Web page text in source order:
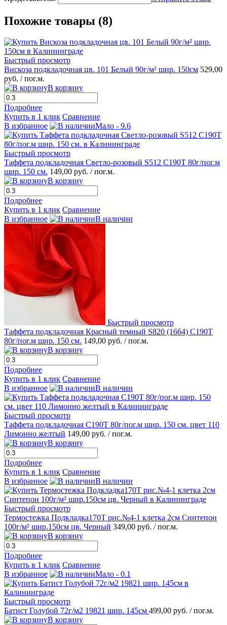
Похожие товары (8)
Быстрый просмотр
Вискоза подкладочная цв. 101 Белый 90г/м² шир. 150см 529,00
руб. / пог.м.
В корзину
Подробнее
Купить в 1 клик Сравнение
В избранное
Мало - 9.6
Быстрый просмотр
Таффета подкладочная Светло-розовый S512 С190Т 80г/пог.м
шир. 150 см. 149,00 руб. / пог.м.
В корзину
Подробнее
Купить в 1 клик Сравнение
В избранное
В наличии
Быстрый просмотр
Таффета подкладочная Красный темный S820 (1664) С190Т
80г/пог.м шир. 150 см. 149,00 руб. / пог.м.
В корзину
Подробнее
Купить в 1 клик Сравнение
В избранное
В наличии
Быстрый просмотр
Таффета подкладочная С190Т 80г/пог.м шир. 150 см. цвет 110
Лимонно желтый 149,00 руб. / пог.м.
В корзину
Подробнее
Купить в 1 клик Сравнение
В избранное
В наличии
Быстрый просмотр
Термостежка Подкладка170Т рис.№4-1 клетка 2см Синтепон
100г/м² шир.150см цв. Черный 349,00 руб. / пог.м.
В корзину
Подробнее
Купить в 1 клик Сравнение
В избранное
Мало - 0.1
Быстрый просмотр
Батист Голубой 72г/м2 19821 шир. 145см 499,00 руб. / пог.м.
В корзину